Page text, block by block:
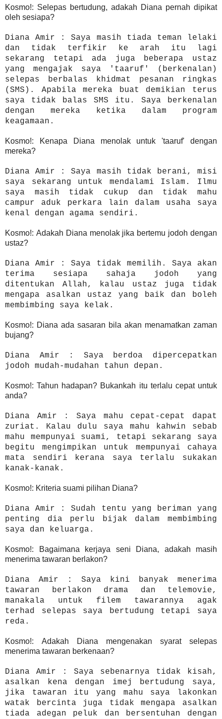
Kosmo!: Selepas bertudung, adakah Diana pernah dipikat
oleh sesiapa?
Diana Amir : Saya masih tiada teman lelaki
dan tidak terfikir ke arah itu lagi
sekarang tetapi ada juga beberapa ustaz
yang mengajak saya 'taaruf' (berkenalan)
selepas berbalas khidmat pesanan ringkas
(SMS). Apabila mereka buat demikian terus
saya tidak balas SMS itu. Saya berkenalan
dengan mereka ketika dalam program
keagamaan.
Kosmo!: Kenapa Diana menolak untuk 'taaruf' dengan
mereka?
Diana Amir : Saya masih tidak berani, misi
saya sekarang untuk mendalami Islam. Ilmu
saya masih tidak cukup dan tidak mahu
campur aduk perkara lain dalam usaha saya
kenal dengan agama sendiri.
Kosmo!: Adakah Diana menolak jika bertemu jodoh dengan
ustaz?
Diana Amir : Saya tidak memilih. Saya akan
terima sesiapa sahaja jodoh yang
ditentukan Allah, kalau ustaz juga tidak
mengapa asalkan ustaz yang baik dan boleh
membimbing saya kelak.
Kosmo!: Diana ada sasaran bila akan menamatkan zaman
bujang?
Diana Amir : Saya berdoa dipercepatkan
jodoh mudah-mudahan tahun depan.
Kosmo!: Tahun hadapan? Bukankah itu terlalu cepat untuk
anda?
Diana Amir : Saya mahu cepat-cepat dapat
zuriat. Kalau dulu saya mahu kahwin sebab
mahu mempunyai suami, tetapi sekarang saya
begitu mengimpikan untuk mempunyai cahaya
mata sendiri kerana saya terlalu sukakan
kanak-kanak.
Kosmo!: Kriteria suami pilihan Diana?
Diana Amir : Sudah tentu yang beriman yang
penting dia perlu bijak dalam membimbing
saya dan keluarga.
Kosmo!: Bagaimana kerjaya seni Diana, adakah masih
menerima tawaran berlakon?
Diana Amir : Saya kini banyak menerima
tawaran berlakon drama dan telemovie,
manakala untuk filem tawarannya agak
terhad selepas saya bertudung tetapi saya
reda.
Kosmo!: Adakah Diana mengenakan syarat selepas
menerima tawaran berkenaan?
Diana Amir : Saya sebenarnya tidak kisah,
asalkan kena dengan imej bertudung saya,
jika tawaran itu yang mahu saya lakonkan
watak bercinta juga tidak mengapa asalkan
tiada adegan peluk dan bersentuhan dengan